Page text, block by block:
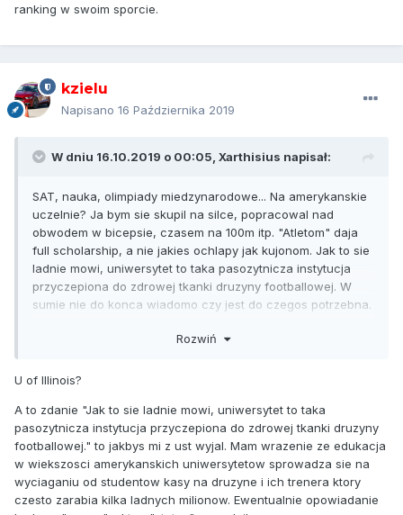
ranking w swoim sporcie.
kzielu
Napisano 16 Października 2019
W dniu 16.10.2019 o 00:05, Xarthisius napisał:
SAT, nauka, olimpiady miedzynarodowe... Na amerykanskie
uczelnie? Ja bym sie skupil na silce, popracowal nad
obwodem w bicepsie, czasem na 100m itp. "Atletom" daja
full scholarship, a nie jakies ochlapy jak kujonom. Jak to sie
ladnie mowi, uniwersytet to taka pasozytnicza instytucja
przyczepiona do zdrowej tkanki druzyny footballowej. W
sumie nie do konca wiadomo czy jest do czegos potrzebna.
P.s. Ja przepraszam, za zal i smutek bijaca z tego posta, ale
socks. Wszystko po to zeby uczcic naszych dzielnych
chlopcow kopiacych pileczke... I wogole to najlepiej
krwawic na pomaranczowo-niebiesko...
Rozwiń
U of Illinois?
A to zdanie "Jak to sie ladnie mowi, uniwersytet to taka
pasozytnicza instytucja przyczepiona do zdrowej tkanki druzyny
footballowej." to jakbys mi z ust wyjal. Mam wrazenie ze edukacja
w wiekszosci amerykanskich uniwersytetow sprowadza sie na
wyciaganiu od studentow kasy na druzyne i ich trenera ktory
czesto zarabia kilka ladnych milionow. Ewentualnie opowiadanie